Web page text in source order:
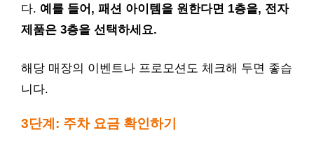
다. 예를 들어, 패션 아이템을 원한다면 1층을, 전자
제품은 3층을 선택하세요.
해당 매장의 이벤트나 프로모션도 체크해 두면 좋습
니다.
3단계: 주차 요금 확인하기